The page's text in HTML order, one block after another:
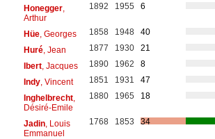
Honegger,
Arthur
1892 1955 6
Hüe, Georges 1858 1948
40
Huré, Jean 1877 1930
21
Ibert, Jacques 1890 1962
8
Indy, Vincent 1851 1931
47
Inghelbrecht,
Désiré-Emile
1880 1965 18
Jadin, Louis
Emmanuel
1768 1853 34